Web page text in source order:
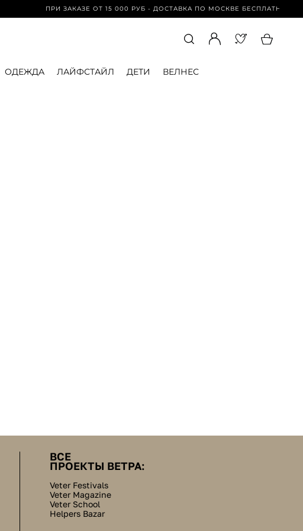
ПРИ ЗАКАЗЕ ОТ 15 000 РУБ - ДОСТАВКА ПО МОСКВЕ БЕСПЛАТНО |
ОДЕЖДА ЛАЙФСТАЙЛ ДЕТИ ВЕЛНЕС
ВСЕ
ПРОЕКТЫ ВЕТРА:
Veter Festivals
Veter Magazine
Veter School
Helpers Bazar